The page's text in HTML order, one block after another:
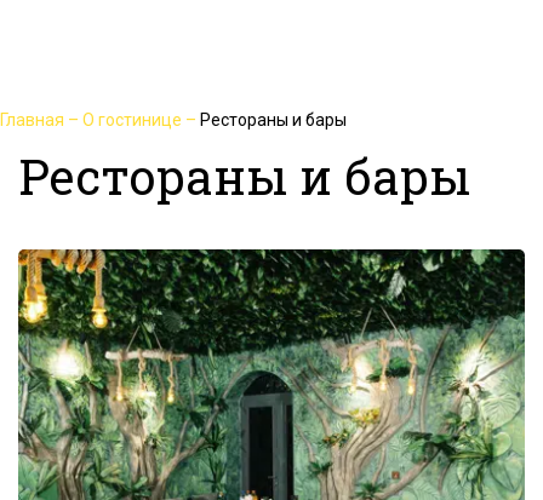
Главная – О гостинице – Рестораны и бары
Рестораны и бары